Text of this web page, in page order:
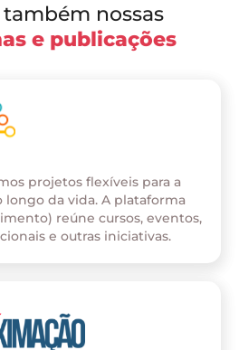
nossas
e publicações
projetos flexíveis para a
longo da vida. A plataforma
reúne cursos, eventos,
e outras iniciativas.